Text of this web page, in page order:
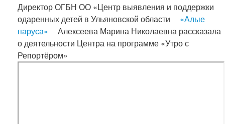
Директор ОГБН ОО «Центр выявления и поддержки
одаренных детей в Ульяновской области
«Алые
паруса»
Алексеева Марина Николаевна рассказала
о деятельности Центра на программе «Утро с
Репортёром»